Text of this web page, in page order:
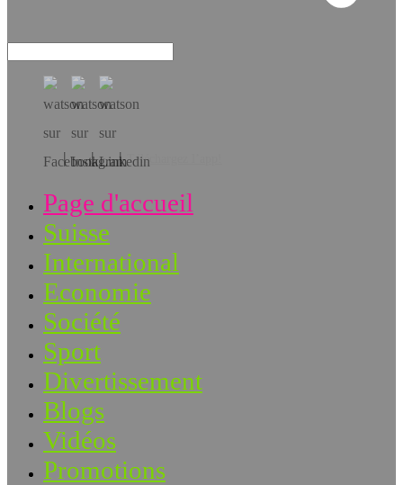
Téléchargez l’app!
Page d'accueil
Suisse
International
Economie
Société
Sport
Divertissement
Blogs
Vidéos
Promotions